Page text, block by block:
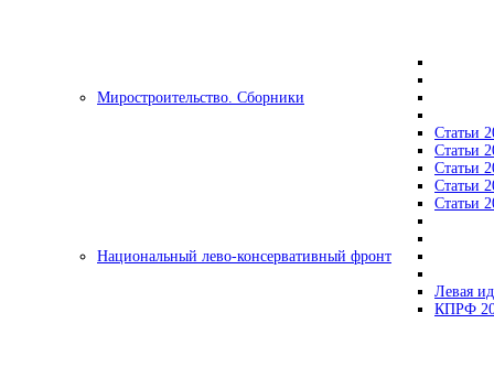
Миростроительство. Сборники
Статьи
Статьи
Статьи
Статьи
Статьи
Национальный лево-консервативный фронт
Левая
КПРФ